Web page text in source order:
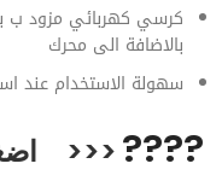
كرسي كهربائي مزود ب
بالاضافة الى محرك
سهولة الاستخدام عند
??
??
<<<